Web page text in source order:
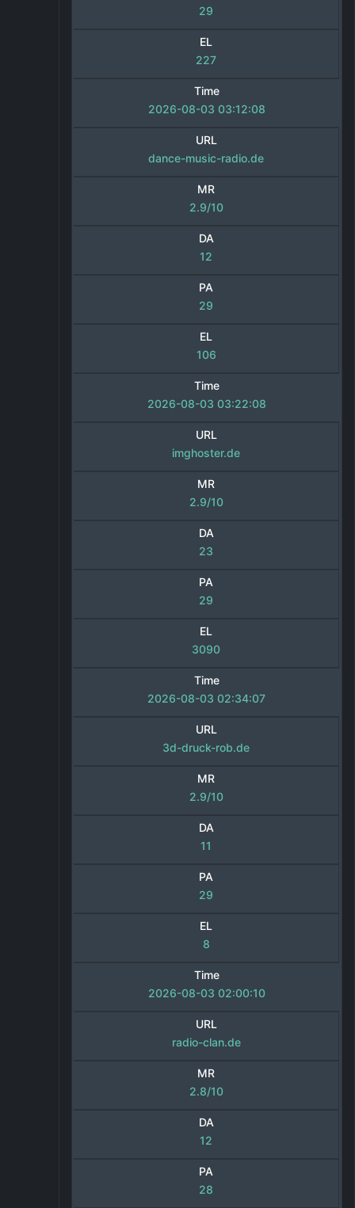
29
EL
227
Time
2026-08-03 03:12:08
URL
dance-music-radio.de
MR
2.9/10
DA
12
PA
29
EL
106
Time
2026-08-03 03:22:08
URL
imghoster.de
MR
2.9/10
DA
23
PA
29
EL
3090
Time
2026-08-03 02:34:07
URL
3d-druck-rob.de
MR
2.9/10
DA
11
PA
29
EL
8
Time
2026-08-03 02:00:10
URL
radio-clan.de
MR
2.8/10
DA
12
PA
28